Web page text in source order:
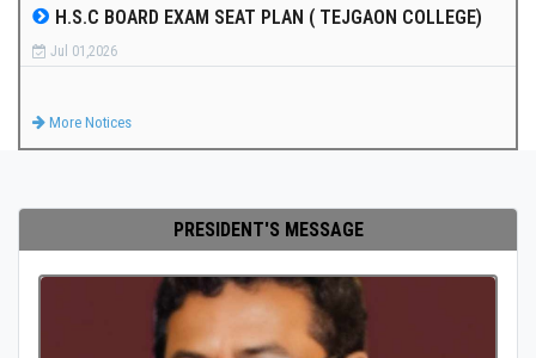
RESULTS
H.S.C BOARD EXAM SEAT PLAN ( TEJGAON COLLEGE)
Jul 01,2026
More Notices
PRESIDENT'S MESSAGE